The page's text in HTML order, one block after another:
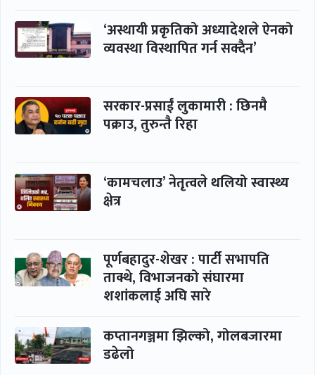
‘अस्थायी प्रकृतिको अध्यादेशले ऐनको
व्यवस्था विस्थापित गर्न सक्दैन’
सरकार-प्रसाईं लुकामारी : छिनमै
पक्राउ, तुरुन्तै रिहा
‘कामचलाउ’ नेतृत्वले थलियो स्वास्थ्य
क्षेत्र
पूर्णबहादुर-शेखर : पार्टी सभापति
ताक्थे, विभाजनको संघारमा
शशांकलाई अघि सारे
कप्तानगञ्जमा झिल्को, गोलबजारमा
डढेलो